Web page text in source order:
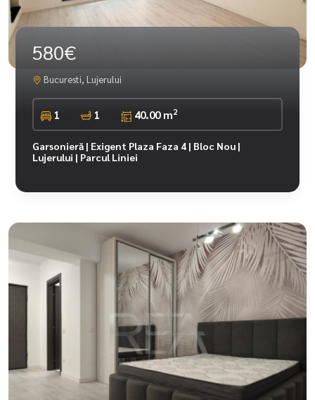
580€
Bucuresti, Lujerului
1 1 40.00 m2
Garsonieră | Exigent Plaza Faza 4 | Bloc Nou |
Lujerului | Parcul Liniei